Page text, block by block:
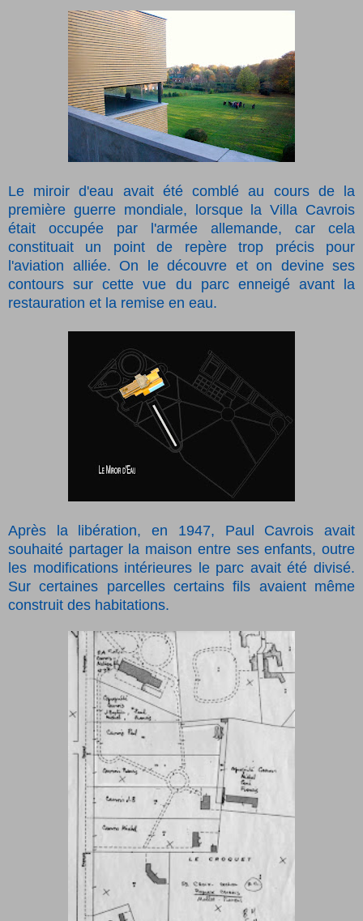
Le miroir d'eau avait été comblé au cours de la
première guerre mondiale, lorsque la Villa Cavrois
était occupée par l'armée allemande, car cela
constituait un point de repère trop précis pour
l'aviation alliée. On le découvre et on devine ses
contours sur cette vue du parc enneigé avant la
restauration et la remise en eau.
Après la libération, en 1947, Paul Cavrois avait
souhaité partager la maison entre ses enfants, outre
les modifications intérieures le parc avait été divisé.
Sur certaines parcelles certains fils avaient même
construit des habitations.